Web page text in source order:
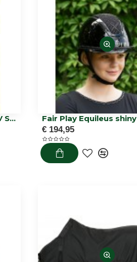
Fair Play Quantinum 2.0 W-V Supreme Matt
Fair Play Equileus shiny
€ 194,95